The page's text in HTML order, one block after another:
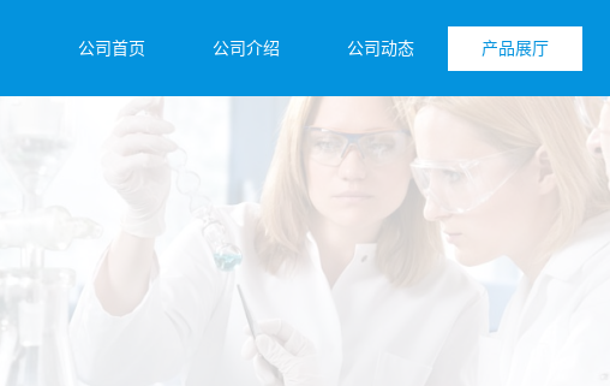
公司首页 公司介绍 公司动态 产品展厅